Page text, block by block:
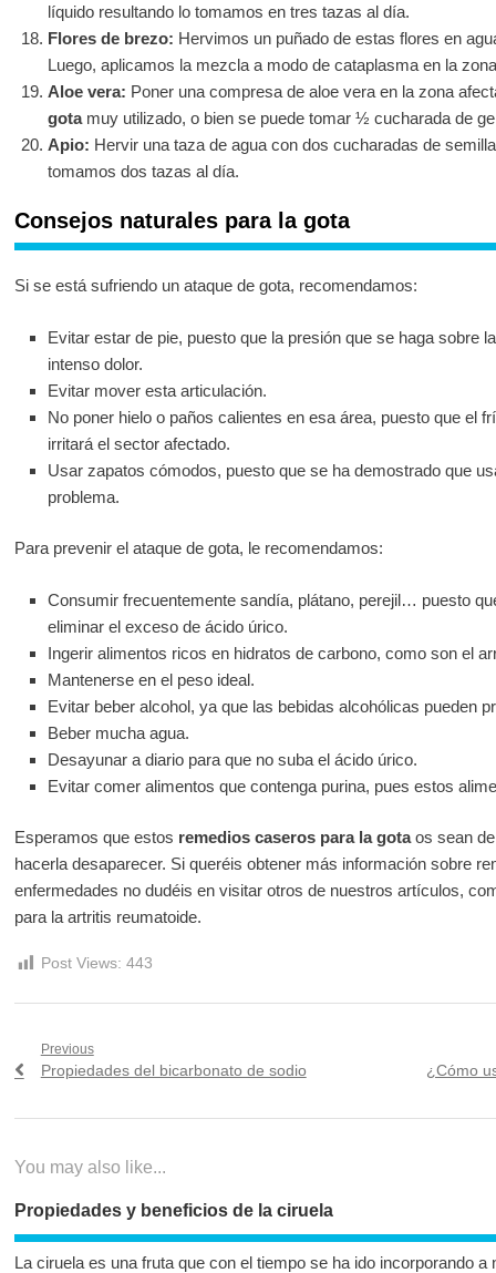
líquido resultando lo tomamos en tres tazas al día.
Flores de brezo: Hervimos un puñado de estas flores en
Luego, aplicamos la mezcla a modo de cataplasma en la
Aloe vera: Poner una compresa de aloe vera en la zona
gotamuy utilizado, o bien se puede tomar ½ cucharada de
Apio: Hervir una taza de agua con dos cucharadas de
tomamos dos tazas al día.
Consejos naturales para la gota
Si se está sufriendo un ataque de gota, recomendamos:
Evitar estar de pie, puesto que la presión que se haga sobre
intenso dolor.
Evitar mover esta articulación.
No poner hielo o paños calientes en esa área, puesto que el
irritará el sector afectado.
Usar zapatos cómodos, puesto que se ha demostrado que
problema.
Para prevenir el ataque de gota, le recomendamos:
Consumir frecuentemente sandía, plátano, perejil… puesto
eliminar el exceso de ácido úrico.
Ingerir alimentos ricos en hidratos de carbono, como son el
Mantenerse en el peso ideal.
Evitar beber alcohol, ya que las bebidas alcohólicas pueden
Beber mucha agua.
Desayunar a diario para que no suba el ácido úrico.
Evitar comer alimentos que contenga purina, pues estos
Esperamos que estos remedios caseros para la gotaos sean
hacerla desaparecer. Si queréis obtener más información sobre
enfermedades no dudéis en visitar otros de nuestros artículos,
para la artritis reumatoide.
Post Views: 443
Navegación
Previous
Previous
Propiedades del bicarbonato de sodio
Next
¿Cómo
You may also like...
Propiedades y beneficios de la ciruela
La ciruela es una fruta que con el tiempo se ha ido incorporando